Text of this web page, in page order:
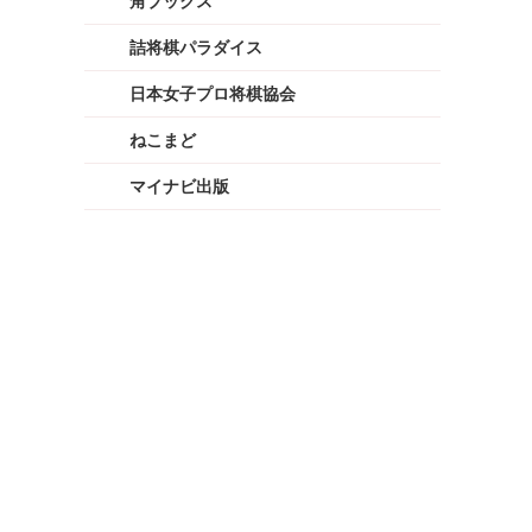
詰将棋パラダイス
日本女子プロ将棋協会
ねこまど
マイナビ出版